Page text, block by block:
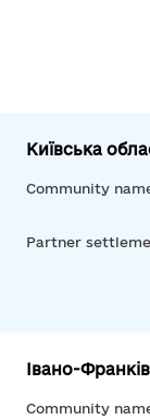
Київська
Community
Partner
Івано-
Community